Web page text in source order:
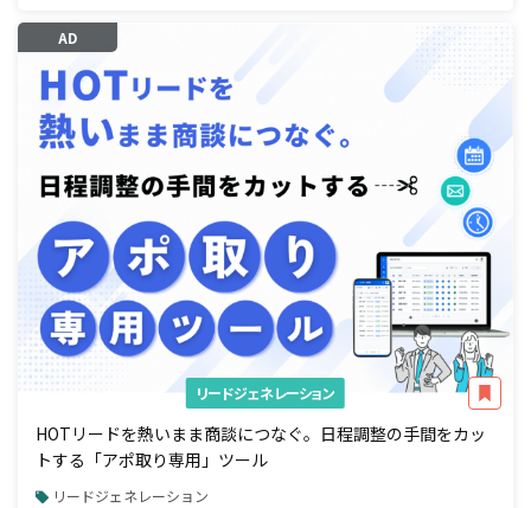
AD
リードジェネレーション
HOTリードを熱いまま商談につなぐ。日程調整の手間をカッ
トする「アポ取り専用」ツール
リードジェネレーション